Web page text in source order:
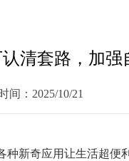
清套路，加强
间：2025/10/21
新奇应用让生活超便